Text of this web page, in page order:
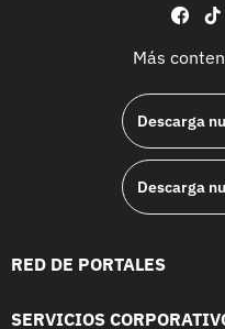
Más
Descarga
Descarga
RED DE PORTALES
SERVICIOS